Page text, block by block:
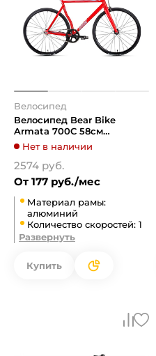
Велосипед
Велосипед Bear Bike
Armata 700C 58см
IB3BC1B02XRDXXX
(красный)
Нет в наличии
2574 руб.
От 177 руб./мес
Материал рамы:
алюминий
Количество скоростей: 1
Развернуть
Купить